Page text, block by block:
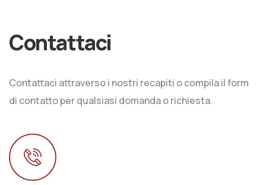
Contattaci
Contattaci attraverso i nostri recapiti o compila il form
di contatto per qualsiasi domanda o richiesta.